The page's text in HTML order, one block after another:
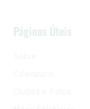
Páginas Úteis
Sobre
Calendário
Clubes e Polos